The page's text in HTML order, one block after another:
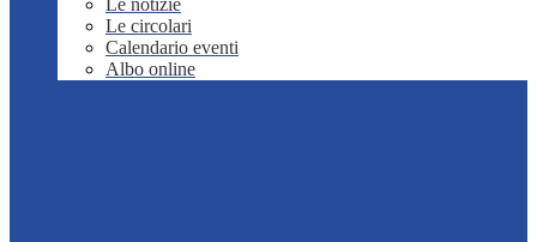
Le notizie
Le circolari
Calendario eventi
Albo online